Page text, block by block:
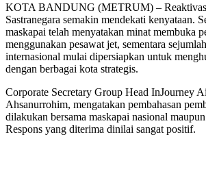
KOTA BANDUNG (METRUM) –
Sastranegara semakin mendekati kenyataan.
maskapai telah menyatakan minat membuka
menggunakan pesawat jet, sementara
internasional mulai dipersiapkan untuk
dengan berbagai kota strategis.
Corporate Secretary Group Head InJourney
Ahsanurrohim, mengatakan pembahasan
dilakukan bersama maskapai nasional
Respons yang diterima dinilai sangat positif.